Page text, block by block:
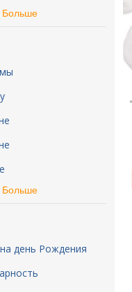
Больше
Больше
день Рождения